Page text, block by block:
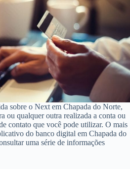
sobre o Next em Chapada do Norte,
ou qualquer outra realizada a conta ou
contato que você pode utilizar. O mais
do banco digital em Chapada do
uma série de informações